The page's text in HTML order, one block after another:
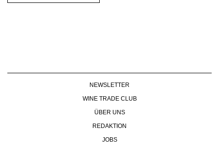
NEWSLETTER
WINE TRADE CLUB
ÜBER UNS
REDAKTION
JOBS